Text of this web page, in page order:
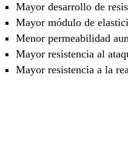
Mayor desarrollo de
Mayor módulo de
Menor permeabilidad
Mayor resistencia al
Mayor resistencia a la